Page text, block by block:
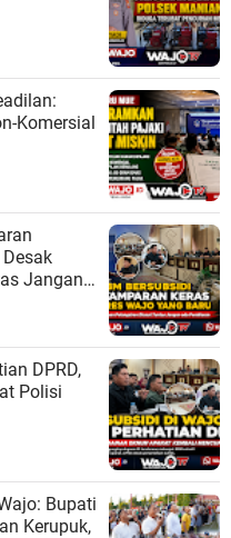
Komersial
Jangan
DPRD,
Polisi
Bupati
Kerupuk,